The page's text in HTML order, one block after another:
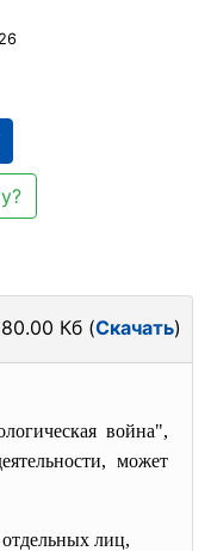
Кб (Скачать)
война",
может
лиц,